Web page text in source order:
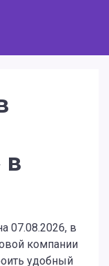
в
07.08.2026, в
компании
удобный